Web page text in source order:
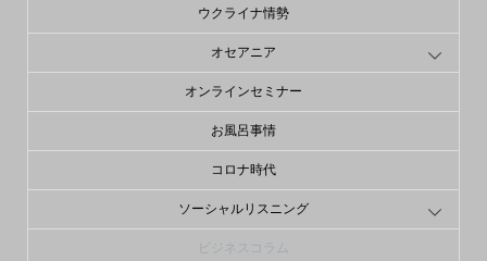
ウクライナ情勢
オセアニア
オンラインセミナー
お風呂事情
コロナ時代
ソーシャルリスニング
ビジネスコラム